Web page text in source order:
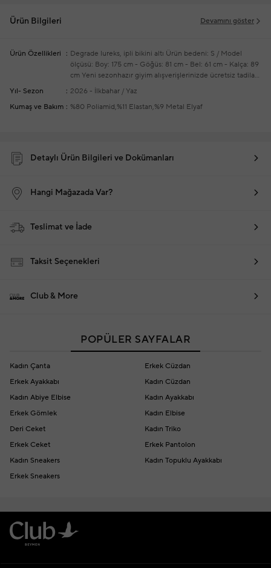
Ürün Bilgileri Devamını göster
Ürün Özellikleri Degrade lureks, ipli bikini altı Ürün bedeni: S / Model
ölçüsü: Boy: 175 cm - Göğüs: 81 cm - Bel: 61 cm - Kalça: 89
cm Yeni sezonhazır giyim alışverişlerinizde ücretsiz tadilat
yapılmaktadır
Yıl- Sezon
2026 - İlkbahar / Yaz
Kumaş ve Bakım
%80 Poliamid,%11 Elastan,%9 Metal Elyaf
Detaylı Ürün Bilgileri ve Dokümanları
Hangi Mağazada Var?
Teslimat ve İade
Taksit Seçenekleri
Club & More
POPÜLER SAYFALAR
Kadın Çanta
Erkek Cüzdan
Erkek Ayakkabı
Kadın Cüzdan
Kadın Abiye Elbise
Kadın Ayakkabı
Erkek Gömlek
Kadın Elbise
Deri Ceket
Kadın Triko
Erkek Ceket
Erkek Pantolon
Kadın Sneakers
Kadın Topuklu Ayakkabı
Erkek Sneakers